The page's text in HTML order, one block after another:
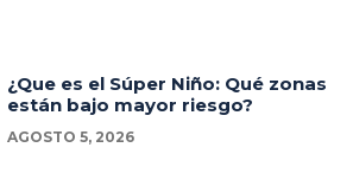
¿Que es el Súper Niño: Qué zonas
están bajo mayor riesgo?
AGOSTO 5, 2026